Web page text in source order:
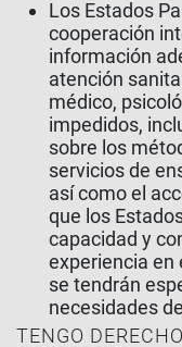
Los Estados
cooperación
información
atención
médico,
impedidos,
sobre los
servicios de
así como el
que los
capacidad y
experiencia en
se tendrán
necesidades
TENGO